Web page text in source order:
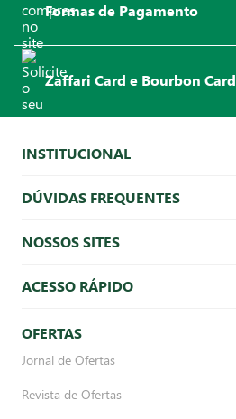
Formas de Pagamento
Zaffari Card e Bourbon Card
INSTITUCIONAL
DÚVIDAS FREQUENTES
NOSSOS SITES
ACESSO RÁPIDO
OFERTAS
Jornal de Ofertas
Revista de Ofertas